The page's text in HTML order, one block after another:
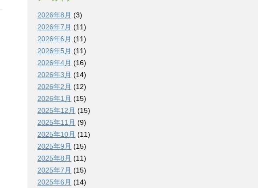
2026年8月 (3)
2026年7月 (11)
2026年6月 (11)
2026年5月 (11)
2026年4月 (16)
2026年3月 (14)
2026年2月 (12)
2026年1月 (15)
2025年12月 (15)
2025年11月 (9)
2025年10月 (11)
2025年9月 (15)
2025年8月 (11)
2025年7月 (15)
2025年6月 (14)